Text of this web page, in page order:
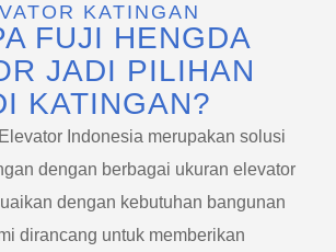
KATINGAN
FUJI HENGDA
JADI PILIHAN
KATINGAN?
Indonesia merupakan solusi
dengan berbagai ukuran elevator
dengan kebutuhan bangunan
dirancang untuk memberikan